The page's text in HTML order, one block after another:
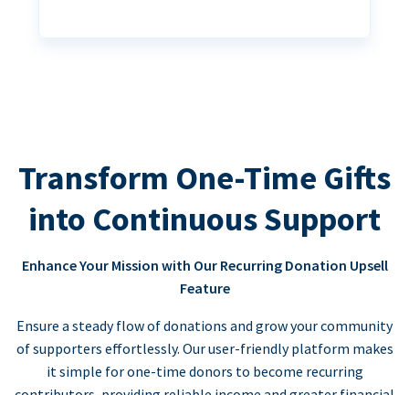
Transform One-Time Gifts
into Continuous Support
Enhance Your Mission with Our Recurring Donation Upsell
Feature
Ensure a steady flow of donations and grow your community
of supporters effortlessly. Our user-friendly platform makes
it simple for one-time donors to become recurring